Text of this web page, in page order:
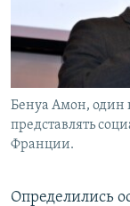
Бенуа Амон, один
представлять
Франции.
Определились